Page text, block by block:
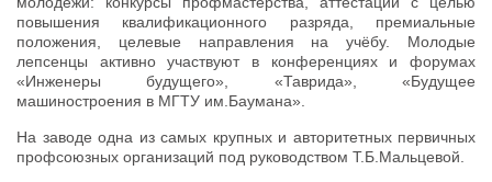
повышения квалификационного разряда, премиальные
положения, целевые направления на учёбу. Молодые
лепсенцы активно участвуют в конференциях и форумах
«Инженеры будущего», «Таврида», «Будущее
машиностроения в МГТУ им.Баумана».
На заводе одна из самых крупных и авторитетных первичных
профсоюзных организаций под руководством Т.Б.Мальцевой.